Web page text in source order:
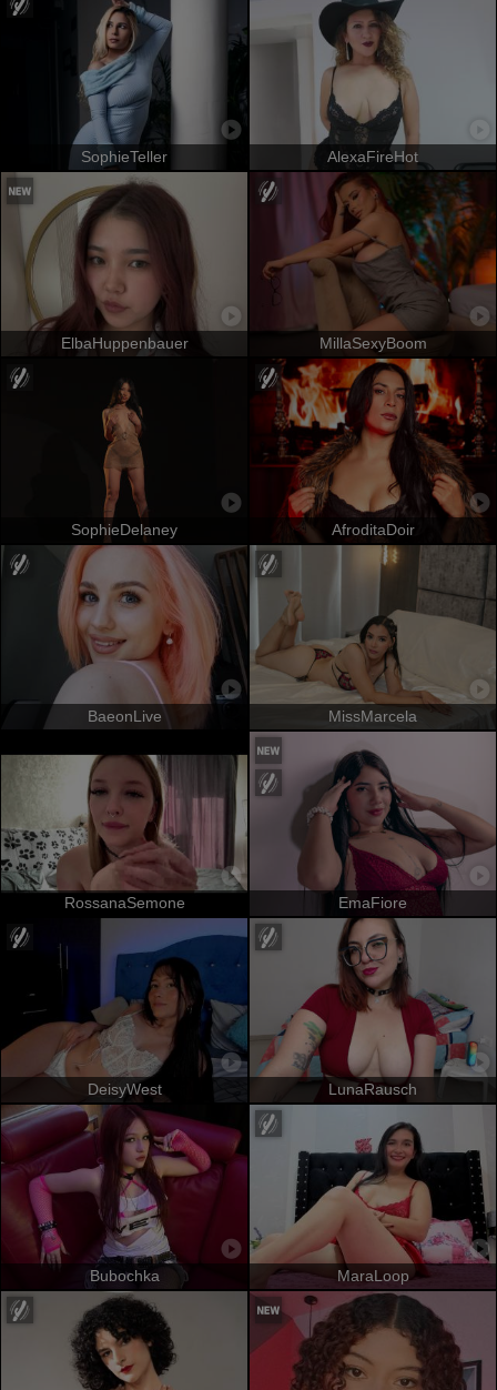
SophieTeller AlexaFireHot
ElbaHuppenbauer MillaSexyBoom
SophieDelaney AfroditaDoir
BaeonLive MissMarcela
RossanaSemone EmaFiore
DeisyWest LunaRausch
Bubochka MaraLoop